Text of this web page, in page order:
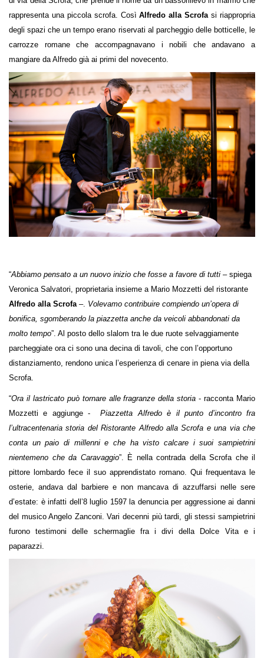
rappresenta una piccola scrofa. CosìAlfredo alla Scrofa si riappropria
degli spazi che un tempo erano riservati al parcheggio delle botticelle, le
carrozze romane che accompagnavano i nobili che andavano a
mangiare da Alfredo già ai primi del novecento.
“Abbiamo pensato a un nuovo inizio che fosse a favore di tutti – spiega
Veronica Salvatori, proprietaria insieme a Mario Mozzetti del ristorante
Alfredo alla Scrofa –. Volevamo contribuire compiendo un’opera di
bonifica, sgomberando la piazzetta anche da veicoli abbandonati da
molto tempo”. Al posto dello slalom tra le due ruote selvaggiamente
parcheggiate ora ci sono una decina di tavoli, che con l’opportuno
distanziamento, rendono unica l’esperienza di cenare in piena via della
Scrofa.
“Ora il lastricato può tornare alle fragranze della storia -racconta Mario
Mozzetti e aggiunge-Piazzetta Alfredo è il punto d’incontro fra
l’ultracentenaria storia del Ristorante Alfredo alla Scrofa e una via che
conta un paio di millenni e che ha visto calcare i suoi sampietrini
nientemeno che da Caravaggio”. È nella contrada della Scrofa che il
pittore lombardo fece il suo apprendistato romano. Qui frequentava le
osterie, andava dal barbiere e non mancava di azzuffarsi nelle sere
d’estate: è infatti dell’8 luglio 1597 la denuncia per aggressione ai danni
del musico Angelo Zanconi. Vari decenni più tardi, gli stessi sampietrini
furono testimoni delle schermaglie fra i divi della Dolce Vita e i
paparazzi.